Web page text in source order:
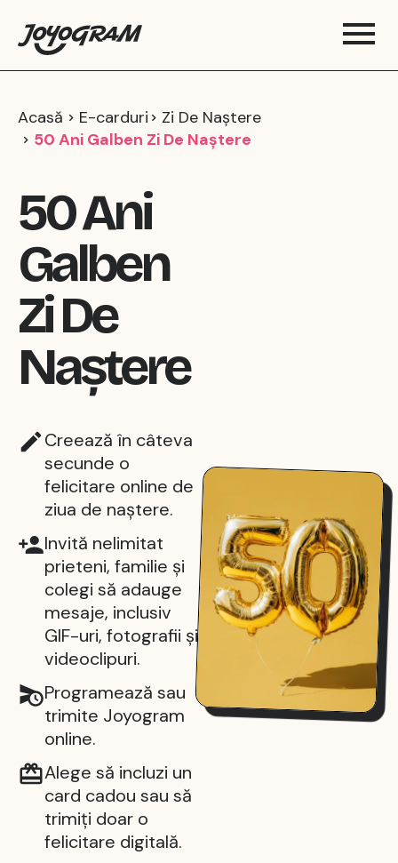
Acasă E-carduri
Zi De Naștere
50 Ani Galben Zi De Naștere
50 Ani
Galben
Zi De
Naștere
Creează în câteva
secunde o
felicitare online de
ziua de naștere.
Invită nelimitat
prieteni, familie și
colegi să adauge
mesaje, inclusiv
GIF-uri, fotografii și
videoclipuri.
Programează sau
trimite Joyogram
online.
Alege să incluzi un
card cadou sau să
trimiți doar o
felicitare digitală.